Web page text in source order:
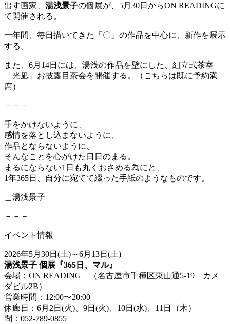
出す画家、 湯浅景子の個展が、5月30日からON READINGに
て開催される。
一年間、毎日描いてきた「〇」の作品を中心に、新作を展示
する。
また、6月14日には、湯浅の作品を壁にした、組立式茶室
「光凪」お披露目茶会を開催する。（こちらは既に予約満
席）
－－－
手をかけないように、
感情を落とし込まないように、
作品とならないように、
そんなことを心がけた日日のまる。
まるにならない1日も丸くおさめる為にと、
1年365日、自分に宛てて綴った手紙のようなものです。
＿湯浅景子
－－－
イベント情報
2026年5月30日(土)～6月13日(土)
湯浅景子 個展『365日、マル』
会場：ON READING （名古屋市千種区東山通5-19 カメ
ダビル2B）
営業時間：12:00〜20:00
休廊日：6月2日(火)、9日(火)、10日(水)、11日（木）
問：052-789-0855